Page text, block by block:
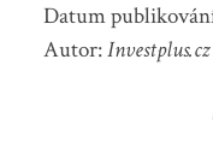
Datum
Autor:Investplus.cz